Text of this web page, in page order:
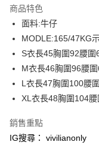
合作金庫商業銀行
華南商業銀行
上海商業儲蓄銀行
國泰世華商業銀行
臺灣中小企業銀行
匯豐（台灣）商業銀行
聯邦商業銀行
元大商業銀行
台新國際商業銀行
台灣樂天信用卡公司
超商取貨付款
LINE Pay
Apple Pay
街口支付
Google Pay
商品特色
面料:牛仔
MODLE:165/47KG
S衣長45胸圍92腰
M衣長46胸圍96腰
L衣長47胸圍100腰
XL衣長48胸圍104
銷售重點
IG搜尋： vivilianonly